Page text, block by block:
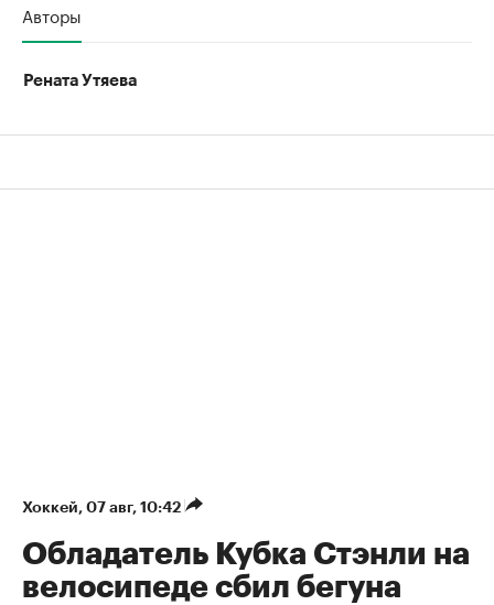
Авторы
Рената Утяева
Хоккей⁠, 07 авг, 10:42
Обладатель Кубка Стэнли на
велосипеде сбил бегуна